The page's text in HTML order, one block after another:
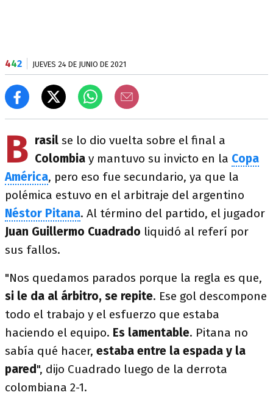
442 JUEVES 24 DE JUNIO DE 2021
B rasil se lo dio vuelta sobre el final a
Colombia y mantuvo su invicto en la Copa
América, pero eso fue secundario, ya que la
polémica estuvo en el arbitraje del argentino
Néstor Pitana. Al término del partido, el jugador
Juan Guillermo Cuadrado liquidó al referí por
sus fallos.
"Nos quedamos parados porque la regla es que,
si le da al árbitro, se repite. Ese gol descompone
todo el trabajo y el esfuerzo que estaba
haciendo el equipo. Es lamentable. Pitana no
sabía qué hacer, estaba entre la espada y la
pared", dijo Cuadrado luego de la derrota
colombiana 2-1.